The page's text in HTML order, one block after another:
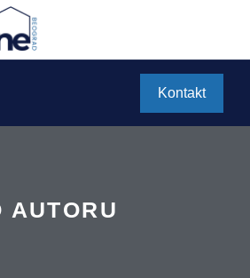
Kontakt
AUTORU